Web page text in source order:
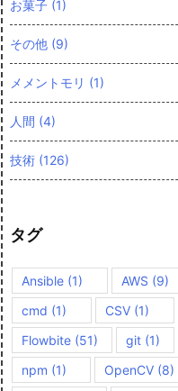
お菓子 (1)
その他 (9)
メメントモリ (1)
人間 (4)
技術 (126)
タグ
Ansible (1) AWS (9)
cmd (1) CSV (1)
Flowbite (51) git (1)
npm (1) OpenCV(8)